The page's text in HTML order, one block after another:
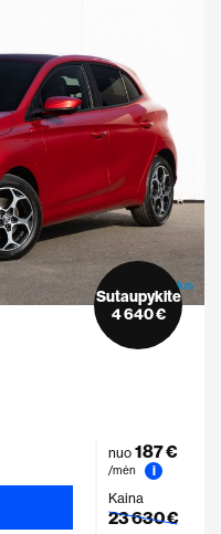
Sutaupykite
4 640 €
nuo 187 €
/mėn
i
Kaina
23 630 €